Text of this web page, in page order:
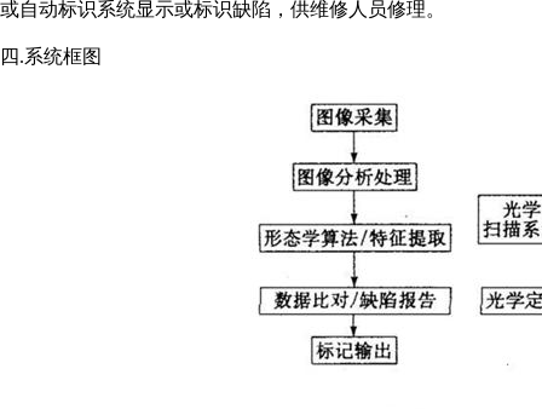
或自动标识系统显示或标识缺陷，供维修人员修理。
四.系统框图